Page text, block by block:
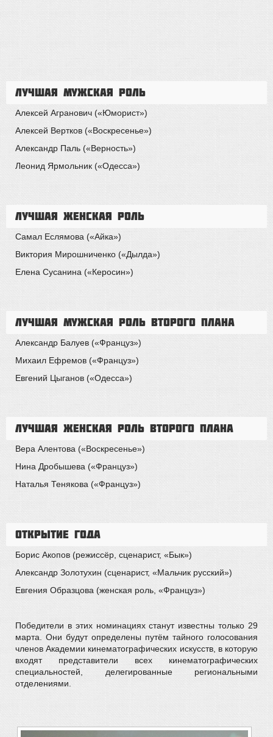
Лучшая мужская роль
Алексей Агранович («Юморист»)
Алексей Вертков («Воскресенье»)
Александр Паль («Верность»)
Леонид Ярмольник («Одесса»)
Лучшая женская роль
Самал Еслямова («Айка»)
Виктория Мирошниченко («Дылда»)
Елена Сусанина («Керосин»)
Лучшая мужская роль второго плана
Александр Балуев («Француз»)
Михаил Ефремов («Француз»)
Евгений Цыганов («Одесса»)
Лучшая женская роль второго плана
Вера Алентова («Воскресенье»)
Нина Дробышева («Француз»)
Наталья Тенякова («Француз»)
Открытие года
Борис Акопов (режиссёр, сценарист, «Бык»)
Александр Золотухин (сценарист, «Мальчик русский»)
Евгения Образцова (женская роль, «Француз»)
Победители в этих номинациях станут известны только 29
марта. Они будут определены путём тайного голосования
членов Академии кинематографических искусств, в которую
входят представители всех кинематографических
специальностей, делегированные региональными
отделениями.